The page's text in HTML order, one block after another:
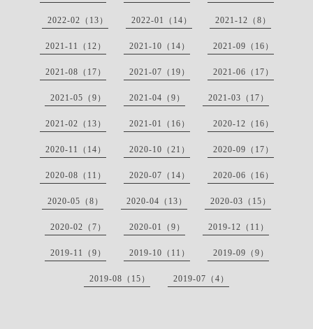
2022-02（13） 2022-01（14） 2021-12（8）
2021-11（12） 2021-10（14） 2021-09（16）
2021-08（17） 2021-07（19） 2021-06（17）
2021-05（9） 2021-04（9） 2021-03（17）
2021-02（13） 2021-01（16） 2020-12（16）
2020-11（14） 2020-10（21） 2020-09（17）
2020-08（11） 2020-07（14） 2020-06（16）
2020-05（8） 2020-04（13） 2020-03（15）
2020-02（7） 2020-01（9） 2019-12（11）
2019-11（9） 2019-10（11） 2019-09（9）
2019-08（15） 2019-07（4）